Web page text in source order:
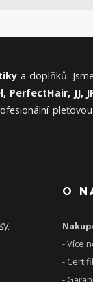
a doplňků.
PerfectHair, JJ,
O
- Více
-
-